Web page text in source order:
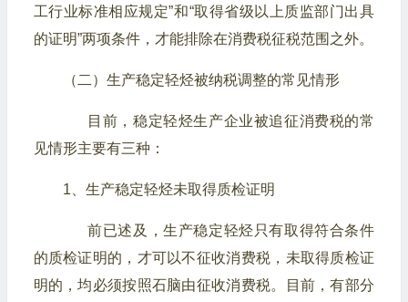
工行业标准相应规定”和“取得省级以上质监部门出具
的证明”两项条件，才能排除在消费税征税范围之外。
（二）生产稳定轻烃被纳税调整的常见情形
目前，稳定轻烃生产企业被追征消费税的常
见情形主要有三种：
1、生产稳定轻烃未取得质检证明
前已述及，生产稳定轻烃只有取得符合条件
的质检证明的，才可以不征收消费税，未取得质检证
明的，均必须按照石脑由征收消费税。目前，有部分